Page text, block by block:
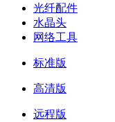
光纤配件
水晶头
网络工具
标准版
高清版
远程版